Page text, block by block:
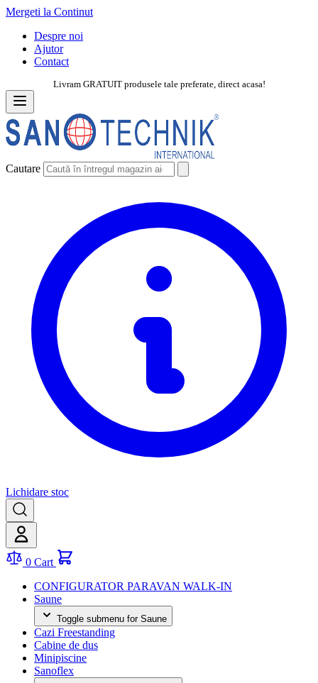
Mergeti la Continut
Despre noi
Ajutor
Contact
Livram GRATUIT produsele tale preferate, direct acasa!
Cautare
Lichidare stoc
0 Cart
CONFIGURATOR PARAVAN WALK-IN
Saune
Toggle submenu for Saune
Cazi Freestanding
Cabine de dus
Minipiscine
Sanoflex